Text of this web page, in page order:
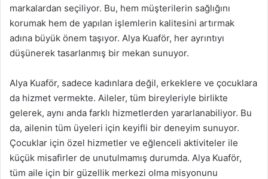
markalardan seçiliyor. Bu, hem müşterilerin sağlığını
korumak hem de yapılan işlemlerin kalitesini artırmak
adına büyük önem taşıyor. Alya Kuaför, her ayrıntıyı
düşünerek tasarlanmış bir mekan sunuyor.
Alya Kuaför, sadece kadınlara değil, erkeklere ve çocuklara
da hizmet vermekte. Aileler, tüm bireyleriyle birlikte
gelerek, aynı anda farklı hizmetlerden yararlanabiliyor. Bu
da, ailenin tüm üyeleri için keyifli bir deneyim sunuyor.
Çocuklar için özel hizmetler ve eğlenceli aktiviteler ile
küçük misafirler de unutulmamış durumda. Alya Kuaför,
tüm aile için bir güzellik merkezi olma misyonunu